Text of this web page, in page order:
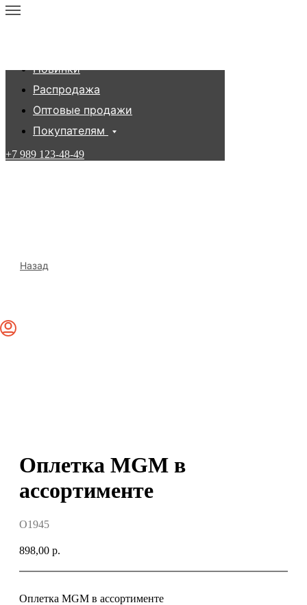
Назад
Новинки
Распродажа
Оптовые продажи
Покупателям
+7 989 123-48-49
Оплетка MGM в
ассортименте
O1945
898,00 р.
Оплетка MGM в ассортименте